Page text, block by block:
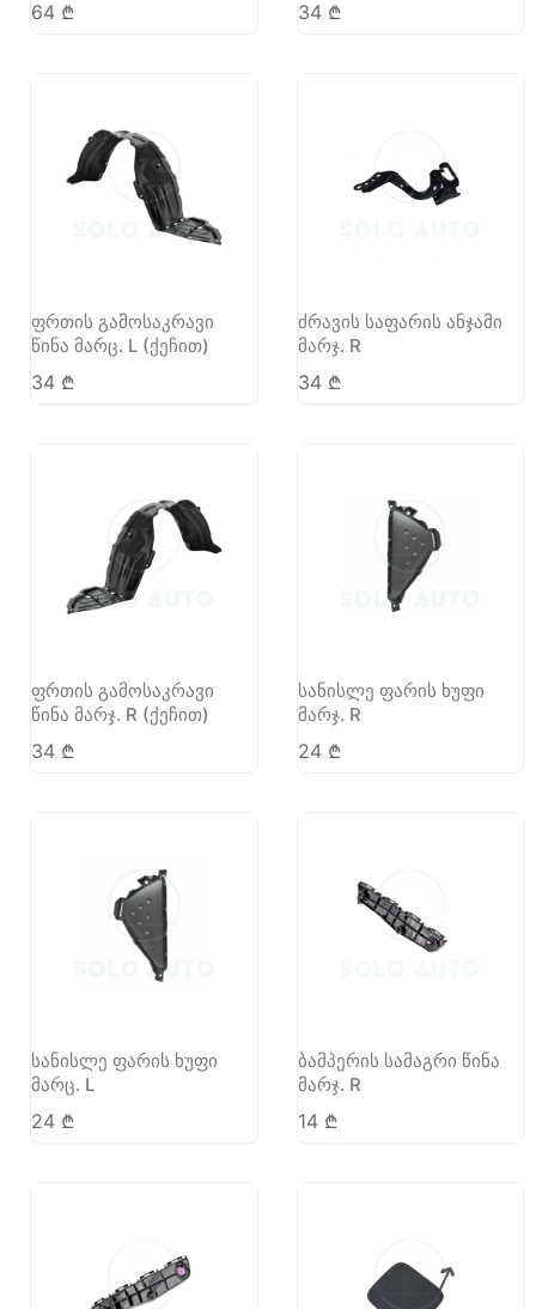
64 ₾ 34 ₾
ფრთის გამოსაკრავი
წინა მარც. L (ქეჩით)
34 ₾
ძრავის საფარის ანჯამი
მარჯ. R
34 ₾
ფრთის გამოსაკრავი
წინა მარჯ. R (ქეჩით)
34 ₾
სანისლე ფარის ხუფი
მარჯ. R
24 ₾
სანისლე ფარის ხუფი
მარც. L
24 ₾
ბამპერის სამაგრი წინა
მარჯ. R
14 ₾